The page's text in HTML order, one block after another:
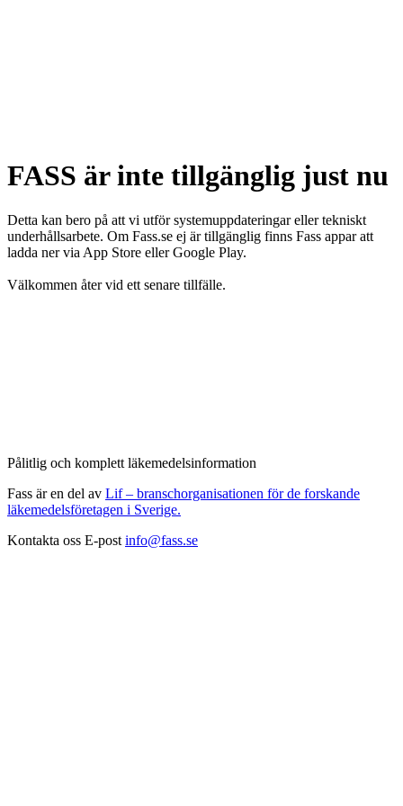
FASS är inte tillgänglig just nu
Detta kan bero på att vi utför systemuppdateringar eller tekniskt
underhållsarbete. Om Fass.se ej är tillgänglig finns Fass appar att
ladda ner via App Store eller Google Play.
Välkommen åter vid ett senare tillfälle.
Pålitlig och komplett läkemedelsinformation
Fass är en del av Lif – branschorganisationen för de forskande
läkemedelsföretagen i Sverige.
Kontakta oss E-post info@fass.se